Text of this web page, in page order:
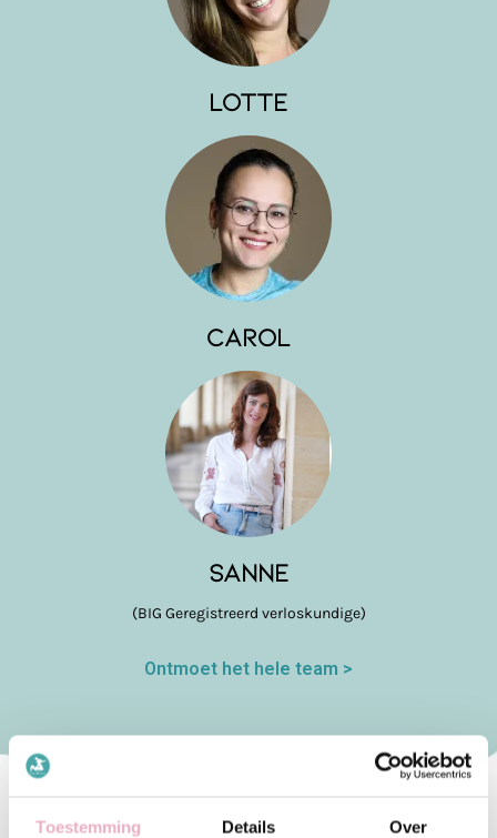
Toestemming Details Over
Lotte
Carol
Sanne
(BIG Geregistreerd verloskundige)
Ontmoet het hele team >